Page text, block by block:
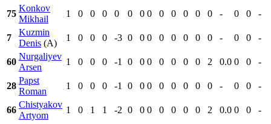
75
Konkov
Mikhail
1 0 0 0 0 0 0 0 0 0 0 0 0 - 0 0 -
7
Kuzmin
Denis (A)
1 0 0 0 -3 0 0 0 0 0 0 0 0 - 0 0 -
60
Nurgaliyev
Arsen
1 0 0 0 -1 0 0 0 0 0 0 0 2 0.0 0 0 -
28
Papst
Roman
1 0 0 0 -1 0 0 0 0 0 0 0 0 - 0 0 -
66
Chistyakov
Artyom
1 0 1 1 -2 0 0 0 0 0 0 0 2 0.0 0 0 -